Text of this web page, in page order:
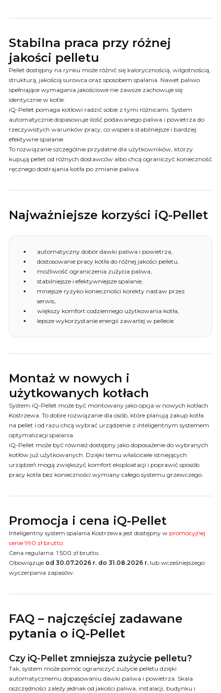
Stabilna praca przy różnej
jakości pelletu
Pellet dostępny na rynku może różnić się kalorycznością, wilgotnością,
strukturą, jakością surowca oraz sposobem spalania. Nawet paliwo
spełniające wymagania jakościowe nie zawsze zachowuje się
identycznie w kotle.
iQ-Pellet pomaga kotłowi radzić sobie z tymi różnicami. System
automatycznie dopasowuje ilość podawanego paliwa i powietrza do
rzeczywistych warunków pracy, co wspiera stabilniejsze i bardziej
efektywne spalanie.
To rozwiązanie szczególnie przydatne dla użytkowników, którzy
kupują pellet od różnych dostawców albo chcą ograniczyć konieczność
ręcznego dostrajania kotła po zmianie paliwa.
Najważniejsze korzyści iQ-Pellet
automatyczny dobór dawki paliwa i powietrza,
dostosowanie pracy kotła do różnej jakości pelletu,
możliwość ograniczenia zużycia paliwa,
stabilniejsze i efektywniejsze spalanie,
mniejsze ryzyko konieczności korekty nastaw przez
serwis,
większy komfort codziennego użytkowania kotła,
lepsze wykorzystanie energii zawartej w pellecie.
Montaż w nowych i
użytkowanych kotłach
System iQ-Pellet może być montowany jako opcja w nowych kotłach
Kostrzewa. To dobre rozwiązanie dla osób, które planują zakup kotła
na pellet i od razu chcą wybrać urządzenie z inteligentnym systemem
optymalizacji spalania.
iQ-Pellet może być również dostępny jako doposażenie do wybranych
kotłów już użytkowanych. Dzięki temu właściciele istniejących
urządzeń mogą zwiększyć komfort eksploatacji i poprawić sposób
pracy kotła bez konieczności wymiany całego systemu grzewczego.
Promocja i cena iQ-Pellet
Inteligentny system spalania Kostrzewa jest dostępny w promocyjnej
cenie 990 zł brutto.
Cena regularna: 1 500 zł brutto.
Obowiązuje od 30.07.2026 r. do 31.08.2026 r. lub wcześniejszego
wyczerpania zapasów.
FAQ – najczęściej zadawane
pytania o iQ-Pellet
Czy iQ-Pellet zmniejsza zużycie pelletu?
Tak, system może pomóc ograniczyć zużycie pelletu dzięki
automatycznemu dopasowaniu dawki paliwa i powietrza. Skala
oszczędności zależy jednak od jakości paliwa, instalacji, budynku i